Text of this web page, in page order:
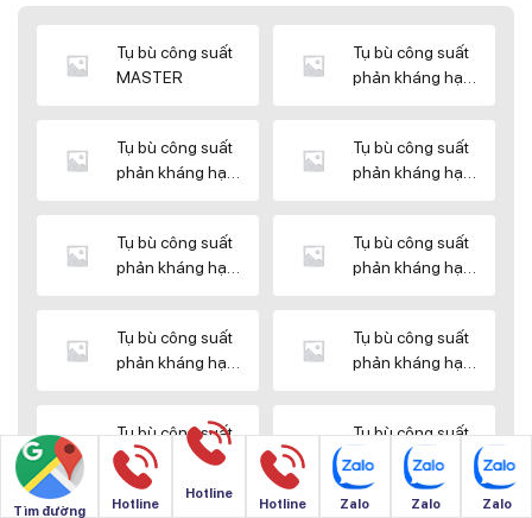
Tụ bù công suất
MASTER
Tụ bù công suất
phản kháng hạ
Tụ bù công suất
phản kháng hạ
Tụ bù công suất
phản kháng hạ
Tụ bù công suất
phản kháng hạ
Tụ bù công suất
phản kháng hạ
Tụ bù công suất
phản kháng hạ
Tụ bù công suất
phản kháng hạ
Tụ bù công suất
phản kháng hạ
thế SHIZUKI
Tụ bù công suất
phản kháng hạ
thế SINO
Tìm đường Hotline
Hotline
Hotline Zalo Zalo Zalo